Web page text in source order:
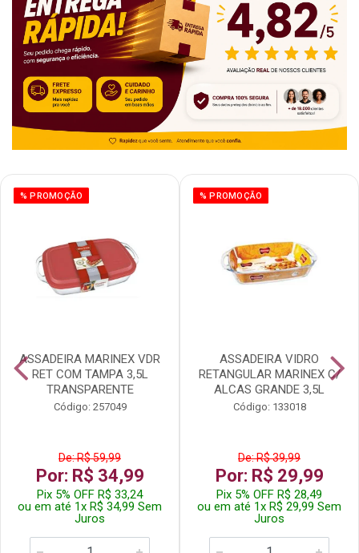
% PROMOÇÃO
ASSADEIRA MARINEX VDR
RET COM TAMPA 3,5L
TRANSPARENTE
Código: 257049
De: R$ 59,99
Por: R$ 34,99
Pix 5% OFF R$ 33,24
ou em até 1x R$ 34,99 Sem
Juros
% PROMOÇÃO
ASSADEIRA VIDRO
RETANGULAR MARINEX C/
ALCAS GRANDE 3,5L
Código: 133018
De: R$ 39,99
Por: R$ 29,99
Pix 5% OFF R$ 28,49
ou em até 1x R$ 29,99 Sem
Juros